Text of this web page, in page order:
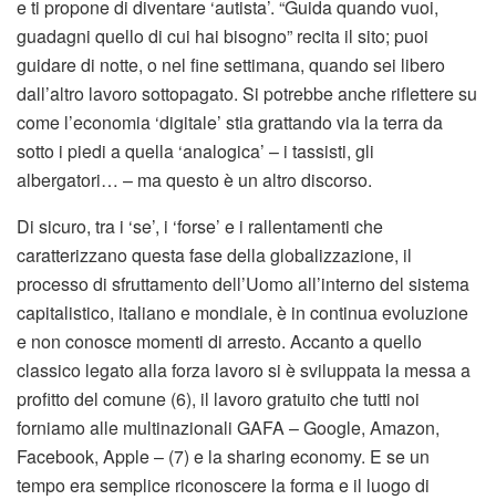
e ti propone di diventare ‘autista’. “Guida quando vuoi,
guadagni quello di cui hai bisogno” recita il sito; puoi
guidare di notte, o nel fine settimana, quando sei libero
dall’altro lavoro sottopagato. Si potrebbe anche riflettere su
come l’economia ‘digitale’ stia grattando via la terra da
sotto i piedi a quella ‘analogica’ – i tassisti, gli
albergatori… – ma questo è un altro discorso.
Di sicuro, tra i ‘se’, i ‘forse’ e i rallentamenti che
caratterizzano questa fase della globalizzazione, il
processo di sfruttamento dell’Uomo all’interno del sistema
capitalistico, italiano e mondiale, è in continua evoluzione
e non conosce momenti di arresto. Accanto a quello
classico legato alla forza lavoro si è sviluppata la messa a
profitto del comune (6), il lavoro gratuito che tutti noi
forniamo alle multinazionali GAFA – Google, Amazon,
Facebook, Apple – (7) e la sharing economy. E se un
tempo era semplice riconoscere la forma e il luogo di